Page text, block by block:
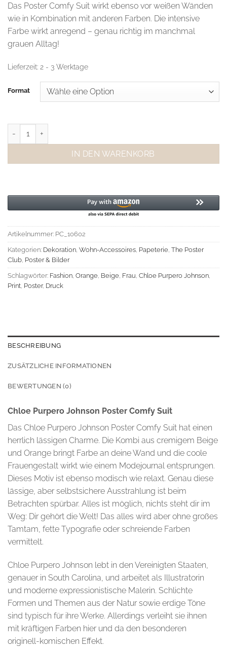
Das Poster Comfy Suit wirkt ebenso vor weißen Wänden
wie in Kombination mit anderen Farben. Die intensive
Farbe wirkt anregend – genau richtig im manchmal
grauen Alltag!
Lieferzeit: 2 - 3 Werktage
Format
IN DEN WARENKORB
Artikelnummer: PC_10602
Kategorien: Dekoration, Wohn-Accessoires, Papeterie, The Poster
Club, Poster & Bilder
Schlagwörter: Fashion, Orange, Beige, Frau, Chloe Purpero Johnson,
Print, Poster, Druck
BESCHREIBUNG
ZUSÄTZLICHE INFORMATIONEN
BEWERTUNGEN (0)
Chloe Purpero Johnson Poster Comfy Suit
Das Chloe Purpero Johnson Poster Comfy Suit hat einen
herrlich lässigen Charme. Die Kombi aus cremigem Beige
und Orange bringt Farbe an deine Wand und die coole
Frauengestalt wirkt wie einem Modejournal entsprungen.
Dieses Motiv ist ebenso modisch wie relaxt. Genau diese
lässige, aber selbstsichere Ausstrahlung ist beim
Betrachten spürbar. Alles ist möglich, nichts steht dir im
Weg: Dir gehört die Welt! Das alles wird aber ohne großes
Tamtam, fette Typografie oder schreiende Farben
vermittelt.
Chloe Purpero Johnson lebt in den Vereinigten Staaten,
genauer in South Carolina, und arbeitet als Illustratorin
und moderne expressionistische Malerin. Schlichte
Formen und Themen aus der Natur sowie erdige Töne
sind typisch für ihre Werke. Allerdings verleiht sie ihnen
mit kräftigen Farben hier und da den besonderen
originell-komischen Effekt.